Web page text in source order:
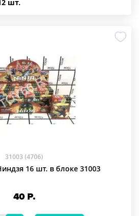
шт.
31003 (4706)
16 шт. в блоке 31003
40Р.